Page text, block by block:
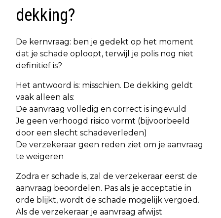
dekking?
De kernvraag: ben je gedekt op het moment
dat je schade oploopt, terwijl je polis nog niet
definitief is?
Het antwoord is: misschien. De dekking geldt
vaak alleen als:
De aanvraag volledig en correct is ingevuld
Je geen verhoogd risico vormt (bijvoorbeeld
door een slecht schadeverleden)
De verzekeraar geen reden ziet om je aanvraag
te weigeren
Zodra er schade is, zal de verzekeraar eerst de
aanvraag beoordelen. Pas als je acceptatie in
orde blijkt, wordt de schade mogelijk vergoed.
Als de verzekeraar je aanvraag afwijst